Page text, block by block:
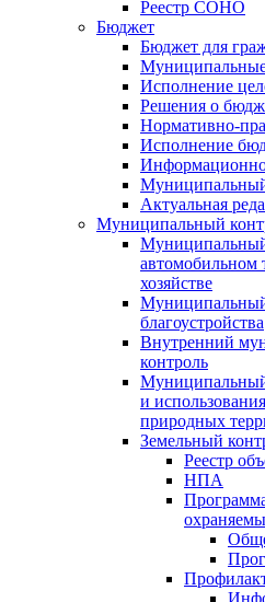
Реестр СОНО
Бюджет
Бюджет для
Исполнение
Решения о
Нормативно-
Исполнение
Актуальная
Муниципальный
автомобильном
хозяйстве
благоустройства
Внутренний
контроль
Муниципальный
и
природных
Земельный
Реестр
НПА